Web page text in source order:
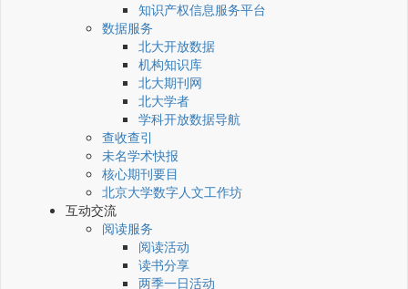
知识产权信息服务平台
数据服务
北大开放数据
机构知识库
北大期刊网
北大学者
学科开放数据导航
查收查引
未名学术快报
核心期刊要目
北京大学数字人文工作坊
互动交流
阅读服务
阅读活动
读书分享
两季一日活动